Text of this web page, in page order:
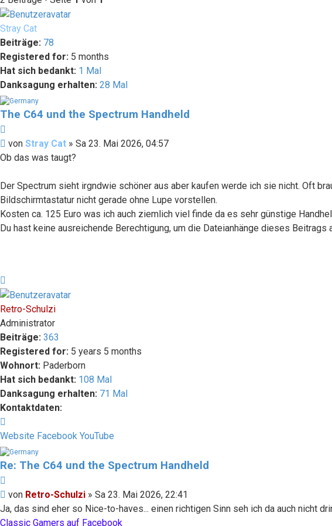
Stray Cat
Beiträge: 78
Registered for: 5 months
Hat sich bedankt: 1 Mal
Danksagung erhalten: 28 Mal
The C64 und the Spectrum Handheld
Beitrag
von Stray Cat » Sa 23. Mai 2026, 04:57
Ob das was taugt?
Der Spectrum sieht irgndwie schöner aus aber kaufen werde ich sie nicht. Oft
Bildschirmtastatur nicht gerade ohne Lupe vorstellen.
Kosten ca. 125 Euro was ich auch ziemlich viel finde da es sehr günstige
Du hast keine ausreichende Berechtigung, um die Dateianhänge dieses Beitrags
oben
Retro-Schulzi
Administrator
Beiträge: 363
Registered for: 5 years 5 months
Wohnort: Paderborn
Hat sich bedankt: 108 Mal
Danksagung erhalten: 71 Mal
Kontaktdaten:
von
Retro-
Schulzi
Website Facebook YouTube
Re: The C64 und the Spectrum Handheld
Beitrag
von Retro-Schulzi » Sa 23. Mai 2026, 22:41
Ja, das sind eher so Nice-to-haves... einen richtigen Sinn seh ich da auch nicht
Classic Gamers auf Facebook